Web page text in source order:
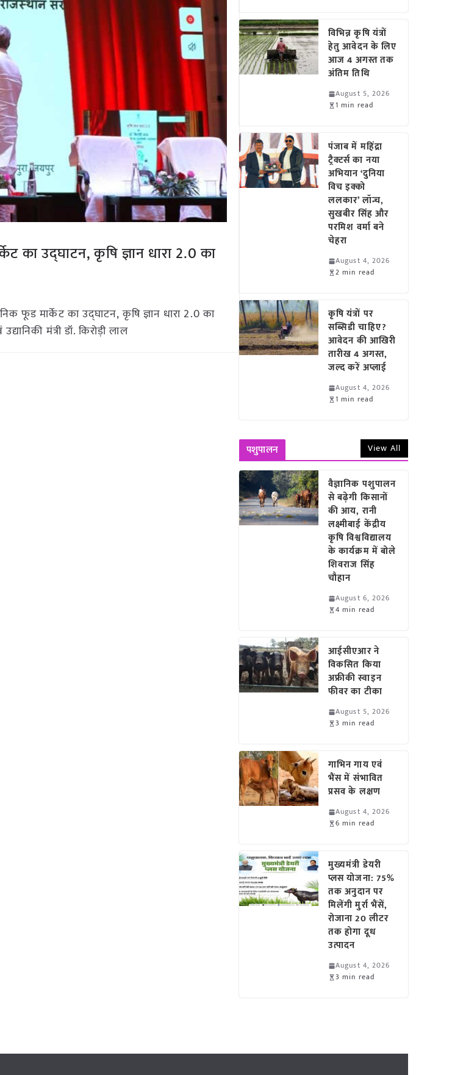
का उद्घाटन, कृषि ज्ञान धारा 2.0 का
फूड मार्केट का उद्घाटन, कृषि ज्ञान धारा 2.0 का
मंत्री डॉ. किरोड़ी लाल
विभिन्न कृषि यंत्रों
हेतु आवेदन के लिए
आज 4 अगस्त तक
अंतिम तिथि
August 5, 2026
1 min read
पंजाब में महिंद्रा
ट्रैक्टर्स का नया
अभियान ‘दुनिया
विच इक्को
ललकार’ लॉन्च,
सुखबीर सिंह और
परमिश वर्मा बने
चेहरा
August 4, 2026
2 min read
कृषि यंत्रों पर
सब्सिडी चाहिए?
आवेदन की आखिरी
तारीख 4 अगस्त,
जल्द करें अप्लाई
August 4, 2026
1 min read
पशुपालन View All
वैज्ञानिक पशुपालन
से बढ़ेगी किसानों
की आय, रानी
लक्ष्मीबाई केंद्रीय
कृषि विश्वविद्यालय
के कार्यक्रम में बोले
शिवराज सिंह
चौहान
August 6, 2026
4 min read
आईसीएआर ने
विकसित किया
अफ्रीकी स्वाइन
फीवर का टीका
August 5, 2026
3 min read
गाभिन गाय एवं
भैंस में संभावित
प्रसव के लक्षण
August 4, 2026
6 min read
मुख्यमंत्री डेयरी
प्लस योजना: 75%
तक अनुदान पर
मिलेंगी मुर्रा भैंसें,
रोजाना 20 लीटर
तक होगा दूध
उत्पादन
August 4, 2026
3 min read